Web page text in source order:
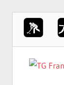
Inhalt